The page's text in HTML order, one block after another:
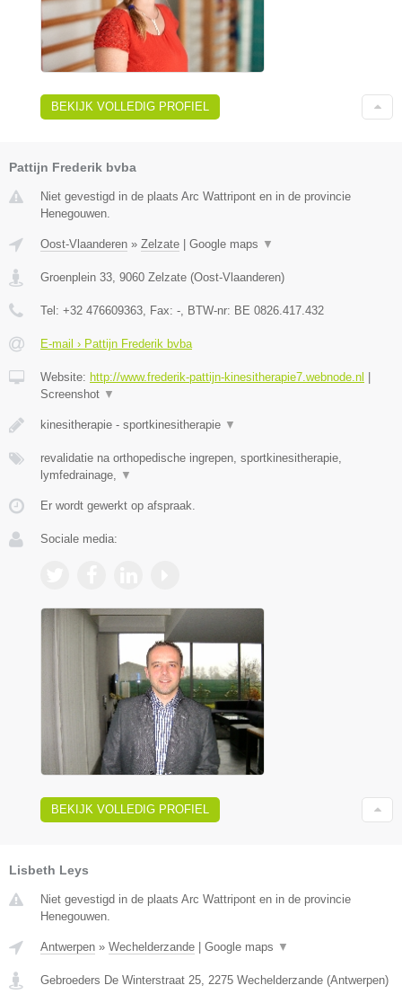
BEKIJK VOLLEDIG PROFIEL
Pattijn Frederik bvba
Niet gevestigd in de plaats Arc Wattripont en in de provincie
Henegouwen.
Oost-Vlaanderen » Zelzate | Google maps ▼
Groenplein 33 9060 Zelzate (Oost-Vlaanderen)
Tel: +32 476609363 , Fax: - , BTW-nr: BE 0826.417.432
E-mail › Pattijn Frederik bvba
Website: http://www.frederik-pattijn-kinesitherapie7.webnode.nl |
Screenshot ▼
kinesitherapie - sportkinesitherapie ▼
revalidatie na orthopedische ingrepen, sportkinesitherapie,
lymfedrainage,
▼
Er wordt gewerkt op afspraak.
Sociale media:
BEKIJK VOLLEDIG PROFIEL
Lisbeth Leys
Niet gevestigd in de plaats Arc Wattripont en in de provincie
Henegouwen.
Antwerpen » Wechelderzande Google maps ▼
Gebroeders De Winterstraat 25, 2275 Wechelderzande (Antwerpen)